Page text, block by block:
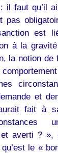
il faut qu’il
pas
est
à la
la notion de
et
fait à
averti ? »,
le «